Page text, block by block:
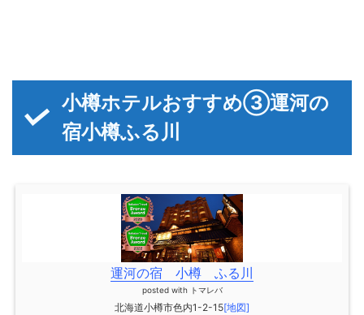
小樽ホテルおすすめ③運河の
宿小樽ふる川
運河の宿 小樽 ふる川
posted with トマレバ
北海道小樽市色内1-2-15[地図]